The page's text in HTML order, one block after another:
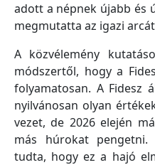
adott a népnek újabb és
megmutatta az igazi
A közvélemény
módszertől, hogy a
folyamatosan. A Fidesz
nyilvánosan olyan
vezet, de 2026 elején
más húrokat pengetni.
tudta, hogy ez a hajó